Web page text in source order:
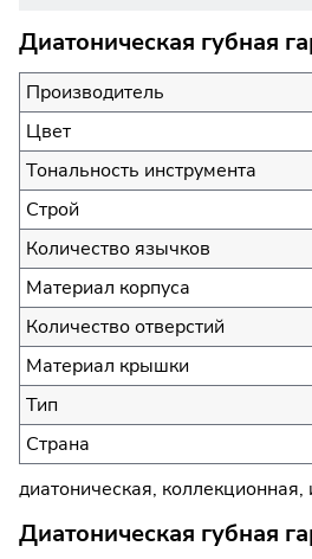
Диатоническая губная
Производитель
Цвет
Тональность инструмента
Строй
Количество язычков
Материал корпуса
Количество отверстий
Материал крышки
Тип
Страна
диатоническая,
Диатоническая губная